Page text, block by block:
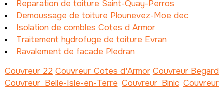
Reparation de toiture Saint-Quay-Perros
Demoussage de toiture Plounevez-Moe dec
Isolation de combles Cotes d Armor
Traitement hydrofuge de toiture Evran
Ravalement de facade Pledran
Couvreur 22 Couvreur Cotes d'Armor Couvreur Begard
Couvreur Belle-Isle-en-Terre Couvreur Binic Couvreur